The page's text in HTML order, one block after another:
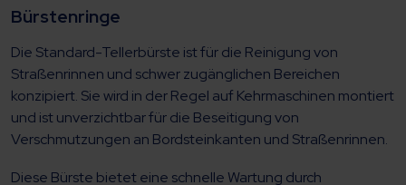
Bürstenringe
Die Standard-Tellerbürste ist für die Reinigung von
Straßenrinnen und schwer zugänglichen Bereichen
konzipiert. Sie wird in der Regel auf Kehrmaschinen montiert
und ist unverzichtbar für die Beseitigung von
Verschmutzungen an Bordsteinkanten und Straßenrinnen.
Diese Bürste bietet eine schnelle Wartung durch